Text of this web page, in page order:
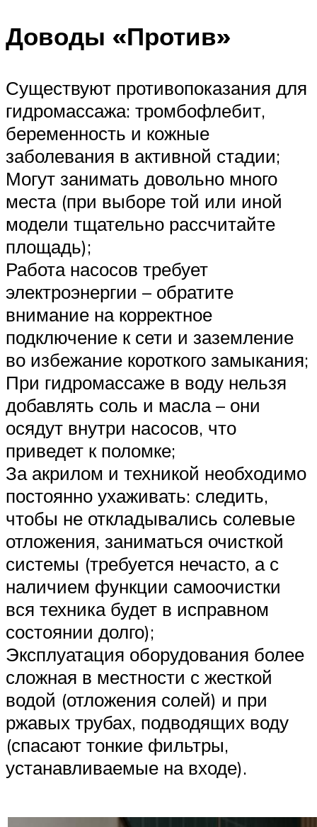
Доводы «Против»
Существуют противопоказания для
гидромассажа: тромбофлебит,
беременность и кожные
заболевания в активной стадии;
Могут занимать довольно много
места (при выборе той или иной
модели тщательно рассчитайте
площадь);
Работа насосов требует
электроэнергии – обратите
внимание на корректное
подключение к сети и заземление
во избежание короткого замыкания;
При гидромассаже в воду нельзя
добавлять соль и масла – они
осядут внутри насосов, что
приведет к поломке;
За акрилом и техникой необходимо
постоянно ухаживать: следить,
чтобы не откладывались солевые
отложения, заниматься очисткой
системы (требуется нечасто, а с
наличием функции самоочистки
вся техника будет в исправном
состоянии долго);
Эксплуатация оборудования более
сложная в местности с жесткой
водой (отложения солей) и при
ржавых трубах, подводящих воду
(спасают тонкие фильтры,
устанавливаемые на входе).